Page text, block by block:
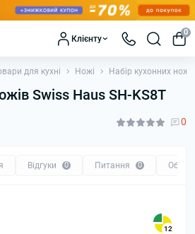
Клієнту
0
для кухні Ножі Набір кухонних
Swiss Haus SH-KS8T
0
Відгуки 0 Питання 0 Обмін
12